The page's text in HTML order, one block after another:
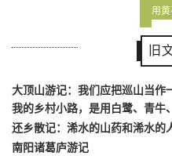
用
旧
大顶山游记：我们应把巡山当作
我的乡村小路，是用白鹭、青牛
还乡散记：浠水的山药和浠水的
南阳诸葛庐游记